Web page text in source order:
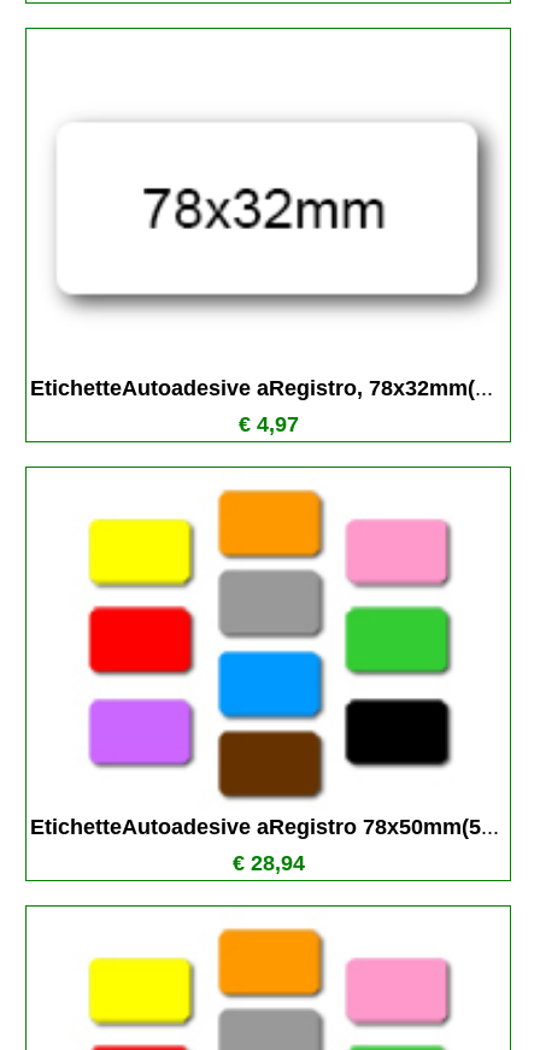
EtichetteAutoadesive aRegistro, 78x32mm(...
€ 4,97
EtichetteAutoadesive aRegistro 78x50mm(5...
€ 28,94